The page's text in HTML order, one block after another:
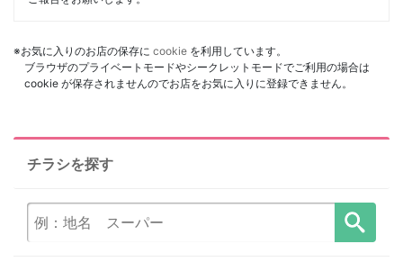
※お気に入りのお店の保存に cookie を利用しています。
ブラウザのプライベートモードやシークレットモードでご利用の場合は
cookie が保存されませんのでお店をお気に入りに登録できません。
チラシを探す